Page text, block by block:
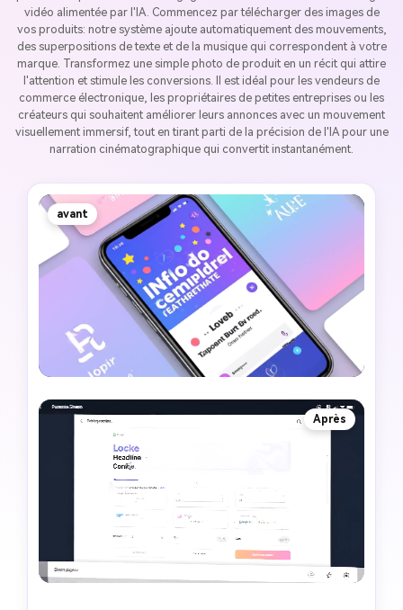
vidéo alimentée par l'IA. Commencez par télécharger des images de
vos produits: notre système ajoute automatiquement des mouvements,
des superpositions de texte et de la musique qui correspondent à votre
marque. Transformez une simple photo de produit en un récit qui attire
l'attention et stimule les conversions. Il est idéal pour les vendeurs de
commerce électronique, les propriétaires de petites entreprises ou les
créateurs qui souhaitent améliorer leurs annonces avec un mouvement
visuellement immersif, tout en tirant parti de la précision de l'IA pour une
narration cinématographique qui convertit instantanément.
avant
Après